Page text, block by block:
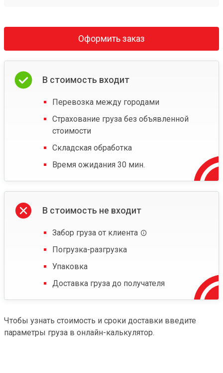
Оформить заказ
В стоимость входит
Перевозка между городами
Страхование груза без объявленной
стоимости
Складская обработка
Время ожидания 30 мин.
В стоимость не входит
Забор груза от клиента
Погрузка-разгрузка
Упаковка
Доставка груза до получателя
Чтобы узнать стоимость и сроки доставки введите
параметры груза в онлайн-калькулятор.